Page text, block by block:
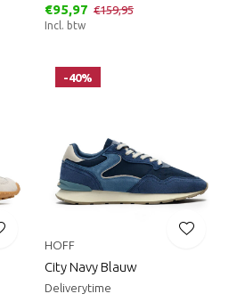
€95,97 €159,95
Incl. btw
-40%
HOFF
City Navy Blauw
Deliverytime